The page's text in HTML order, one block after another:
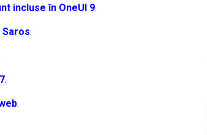
incluse în OneUI 9.
.
.
.